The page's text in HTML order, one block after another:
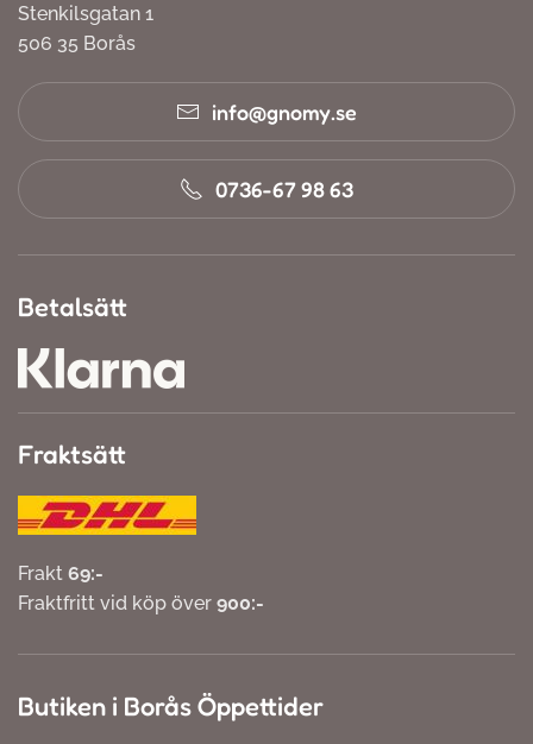
Stenkilsgatan 1
506 35 Borås
info@gnomy.se
0736-67 98 63
Betalsätt
Fraktsätt
Frakt 69:-
Fraktfritt vid köp över 900:-
Butiken i Borås Öppettider